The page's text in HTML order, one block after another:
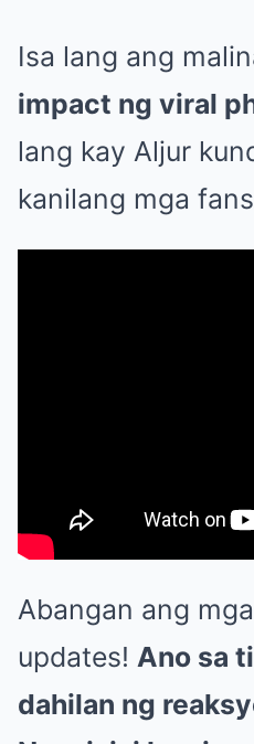
Isa lang ang
impact ng viral
lang kay Aljur
kanilang mga
Abangan ang
updates! Ano sa
dahilan ng